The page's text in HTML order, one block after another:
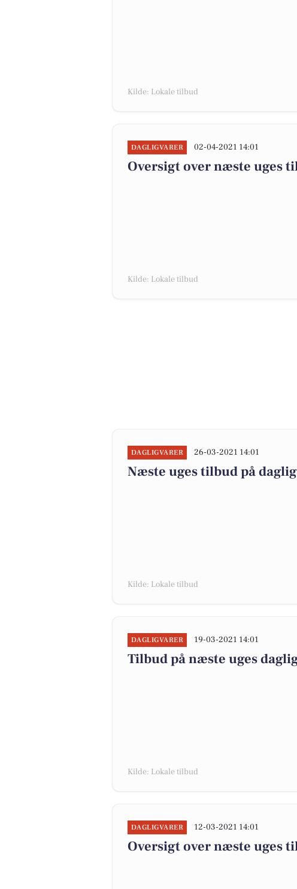
Kilde: Lokale tilbud
DAGLIGVARER 02-04-2021 14:01
Oversigt over næste uges
Kilde: Lokale tilbud
DAGLIGVARER 26-03-2021 14:01
Næste uges tilbud på
Kilde: Lokale tilbud
DAGLIGVARER 19-03-2021 14:01
Tilbud på næste uges
Kilde: Lokale tilbud
DAGLIGVARER 12-03-2021 14:01
Oversigt over næste uges